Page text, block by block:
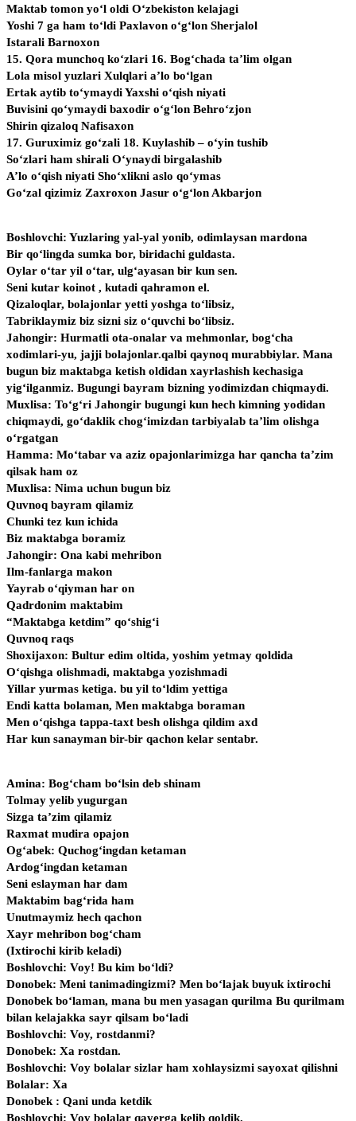
Maktab tomon yo‘l oldi O‘zbekiston kelajagi
Yoshi 7 ga ham to‘ldi Paxlavon o‘g‘lon Sherjalol
Istarali Barnoxon
15. Qora munchoq ko‘zlari 16. Bog‘chada ta’lim olgan
Lola misol yuzlari Xulqlari a’lo bo‘lgan
Ertak aytib to‘ymaydi Yaxshi o‘qish niyati
Buvisini qo‘ymaydi baxodir o‘g‘lon Behro‘zjon
Shirin qizaloq Nafisaxon
17. Guruximiz go‘zali 18. Kuylashib – o‘yin tushib
So‘zlari ham shirali O‘ynaydi birgalashib
A’lo o‘qish niyati Sho‘xlikni aslo qo‘ymas
Go‘zal qizimiz Zaxroxon Jasur o‘g‘lon Akbarjon
Boshlovchi: Yuzlaring yal-yal yonib, odimlaysan mardona
Bir qo‘lingda sumka bor, biridachi guldasta.
Oylar o‘tar yil o‘tar, ulg‘ayasan bir kun sen.
Seni kutar koinot , kutadi qahramon el.
Qizaloqlar, bolajonlar yetti yoshga to‘libsiz,
Tabriklaymiz biz sizni siz o‘quvchi bo‘libsiz.
Jahongir: Hurmatli ota-onalar va mehmonlar, bog‘cha
xodimlari-yu, jajji bolajonlar.qalbi qaynoq murabbiylar. Mana
bugun biz maktabga ketish oldidan xayrlashish kechasiga
yig‘ilganmiz. Bugungi bayram bizning yodimizdan chiqmaydi.
Muxlisa: To‘g‘ri Jahongir bugungi kun hech kimning yodidan
chiqmaydi, go‘daklik chog‘imizdan tarbiyalab ta’lim olishga
o‘rgatgan
Hamma: Mo‘tabar va aziz opajonlarimizga har qancha ta’zim
qilsak ham oz
Muxlisa: Nima uchun bugun biz
Quvnoq bayram qilamiz
Chunki tez kun ichida
Biz maktabga boramiz
Jahongir: Ona kabi mehribon
Ilm-fanlarga makon
Yayrab o‘qiyman har on
Qadrdonim maktabim
“Maktabga ketdim” qo‘shig‘i
Quvnoq raqs
Shoxijaxon: Bultur edim oltida, yoshim yetmay qoldida
O‘qishga olishmadi, maktabga yozishmadi
Yillar yurmas ketiga. bu yil to‘ldim yettiga
Endi katta bolaman, Men maktabga boraman
Men o‘qishga tappa-taxt besh olishga qildim axd
Har kun sanayman bir-bir qachon kelar sentabr.
Amina: Bog‘cham bo‘lsin deb shinam
Tolmay yelib yugurgan
Sizga ta’zim qilamiz
Raxmat mudira opajon
Og‘abek: Quchog‘ingdan ketaman
Ardog‘ingdan ketaman
Seni eslayman har dam
Maktabim bag‘rida ham
Unutmaymiz hech qachon
Xayr mehribon bog‘cham
(Ixtirochi kirib keladi)
Boshlovchi: Voy! Bu kim bo‘ldi?
Donobek: Meni tanimadingizmi? Men bo‘lajak buyuk ixtirochi
Donobek bo‘laman, mana bu men yasagan qurilma Bu qurilmam
bilan kelajakka sayr qilsam bo‘ladi
Boshlovchi: Voy, rostdanmi?
Donobek: Xa rostdan.
Boshlovchi: Voy bolalar sizlar ham xohlaysizmi sayoxat qilishni
Bolalar: Xa
Donobek : Qani unda ketdik
Boshlovchi: Voy bolalar qayerga kelib qoldik.